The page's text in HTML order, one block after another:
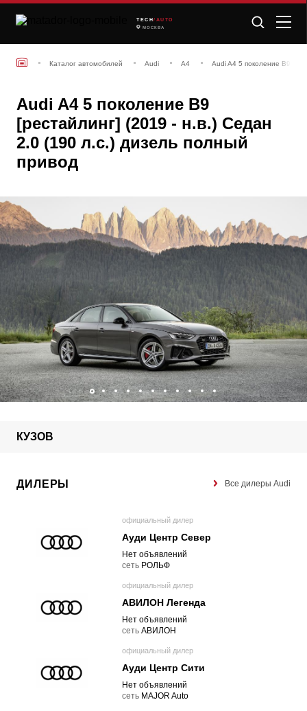
TECH /AUTO
МОСКВА
Каталог автомобилей Audi A4 Audi A4 5 поколение B9
Audi A4 5 поколение B9
[рестайлинг] (2019 - н.в.) Седан
2.0 (190 л.с.) дизель полный
привод
КУЗОВ
ДИЛЕРЫ Все дилеры Audi
официальный дилер
Ауди Центр Север
Нет объявлений
cеть РОЛЬФ
официальный дилер
АВИЛОН Легенда
Нет объявлений
cеть АВИЛОН
официальный дилер
Ауди Центр Сити
Нет объявлений
cеть MAJOR Auto